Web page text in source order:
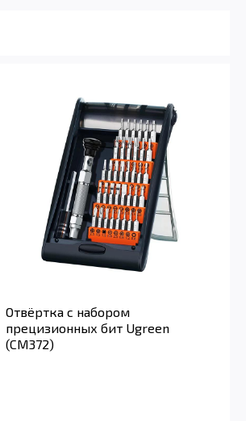
Отвёртка с набором
прецизионных бит Ugreen
(CM372)